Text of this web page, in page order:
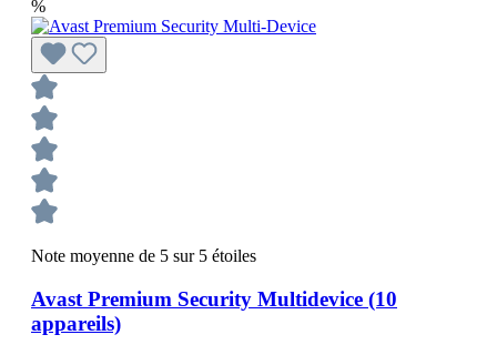
%
Note moyenne de 5 sur 5 étoiles
Avast Premium Security Multidevice (10
appareils)